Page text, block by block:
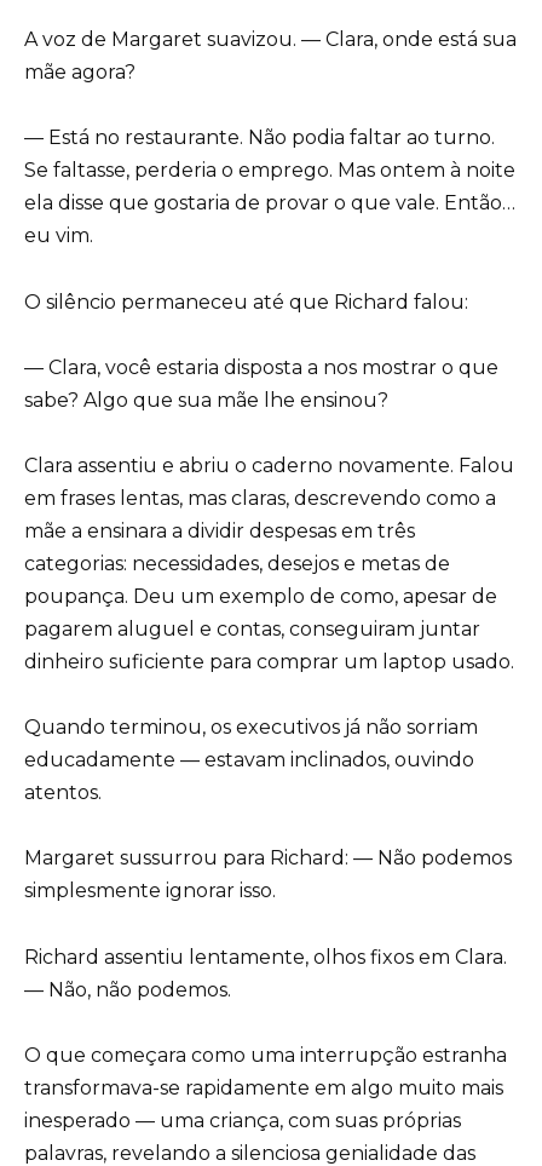
A voz de Margaret suavizou. — Clara, onde está sua
mãe agora?
— Está no restaurante. Não podia faltar ao turno.
Se faltasse, perderia o emprego. Mas ontem à noite
ela disse que gostaria de provar o que vale. Então…
eu vim.
O silêncio permaneceu até que Richard falou:
— Clara, você estaria disposta a nos mostrar o que
sabe? Algo que sua mãe lhe ensinou?
Clara assentiu e abriu o caderno novamente. Falou
em frases lentas, mas claras, descrevendo como a
mãe a ensinara a dividir despesas em três
categorias: necessidades, desejos e metas de
poupança. Deu um exemplo de como, apesar de
pagarem aluguel e contas, conseguiram juntar
dinheiro suficiente para comprar um laptop usado.
Quando terminou, os executivos já não sorriam
educadamente — estavam inclinados, ouvindo
atentos.
Margaret sussurrou para Richard: — Não podemos
simplesmente ignorar isso.
Richard assentiu lentamente, olhos fixos em Clara.
— Não, não podemos.
O que começara como uma interrupção estranha
transformava-se rapidamente em algo muito mais
inesperado — uma criança, com suas próprias
palavras, revelando a silenciosa genialidade das